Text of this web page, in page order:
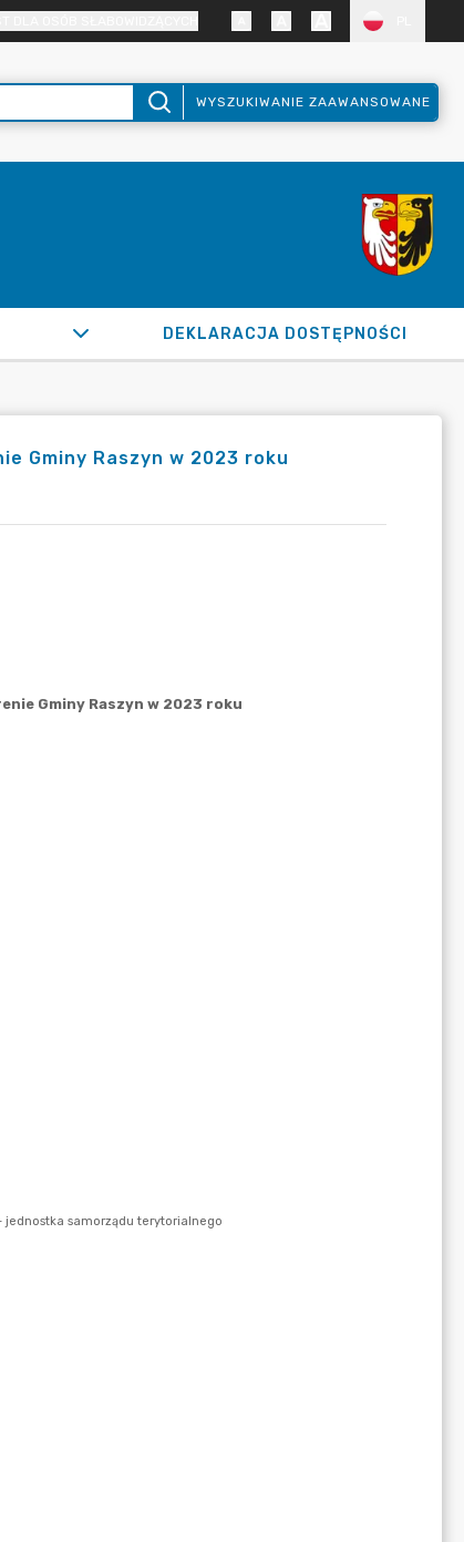
WYSZUKIWANIE ZAAWANSOWANE
DEKLARACJA DOSTĘPNOŚCI
Gminy Raszyn w 2023 roku